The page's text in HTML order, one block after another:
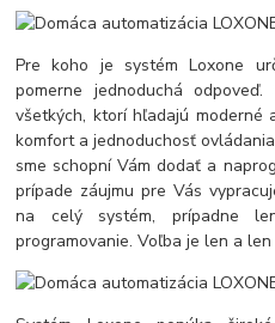
Pre koho je systém Loxone
pomerne jednoduchá
všetkých, ktorí hľadajú moderné
komfort a jednoduchosť
sme schopní Vám dodať a
prípade záujmu pre Vás
na celý systém, prípadne
programovanie. Voľba je len a len